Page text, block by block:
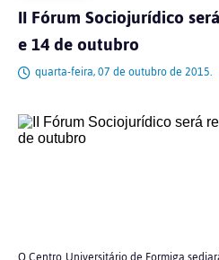
II Fórum Sociojurídico
e 14 de outubro
quarta-feira, 07 de outubro de 2015.